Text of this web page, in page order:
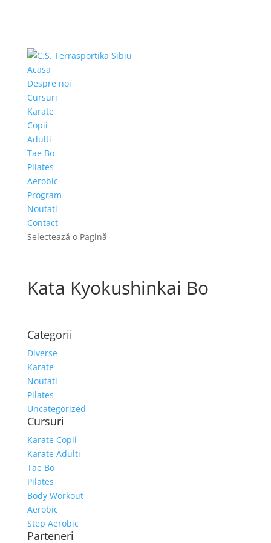
Acasa
Despre noi
Cursuri
Karate
Copii
Adulti
Tae Bo
Pilates
Aerobic
Program
Noutati
Contact
Selectează o Pagină
Kata Kyokushinkai Bo
Categorii
Diverse
Karate
Noutati
Pilates
Uncategorized
Cursuri
Karate Copii
Karate Adulti
Tae Bo
Pilates
Body Workout
Aerobic
Step Aerobic
Parteneri